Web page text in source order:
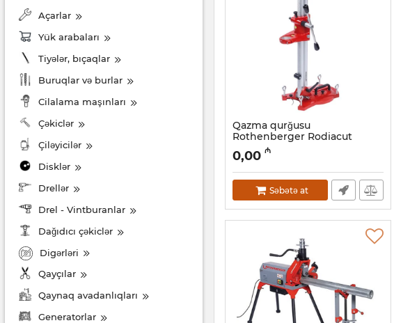
Açarlar
Yük arabaları
Tiyələr, bıçaqlar
Buruqlar və burlar
Cilalama maşınları
Çəkiclər
Çiləyicilər
Disklər
Drellər
Drel - Vintburanlar
Dağıdıcı çəkiclər
Digərləri
Qayçılar
Qaynaq avadanlıqları
Generatorlar
Qazma qurğusu
Rothenberger Rodiacut
FF30150
Artikul:
0,00 ₼
Səbətə at